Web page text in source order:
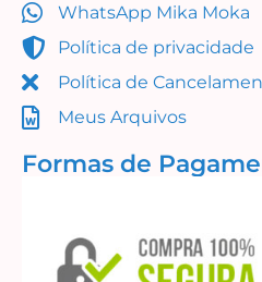
WhatsApp Mika Moka
Política de privacidade
Política de
Meus Arquivos
Formas de